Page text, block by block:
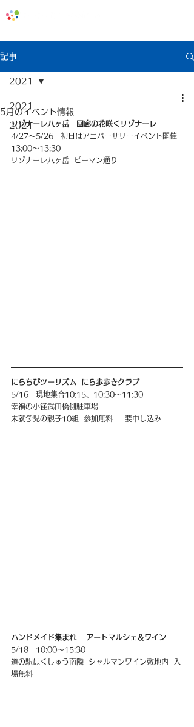
記事
2021
2021
2021
5月のイベント情報
リゾナーレ八ヶ岳   回廊の花咲くリゾナーレ
4/27〜5/26   初日はアニバーサリーイベント開催
13:00〜13:30
リゾナーレ八ヶ岳  ピーマン通り
にらちびツーリズム  にら歩歩きクラブ
5/16   現地集合10:15、10:30〜11:30
幸福の小径武田橋側駐車場
未就学児の親子10組  参加無料  　要申し込み
ハンドメイド集まれ    アートマルシェ＆ワイン
5/18   10:00〜15:30
道の駅はくしゅう南隣  シャルマンワイン敷地内  入
場無料